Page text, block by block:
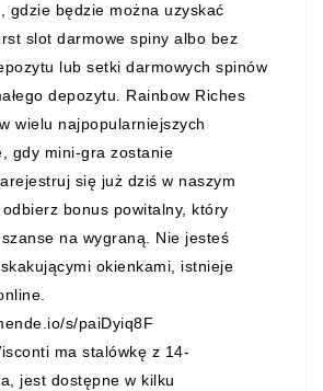
gdzie będzie można uzyskać
slot darmowe spiny albo bez
lub setki darmowych spinów
depozytu. Rainbow Riches
wielu najpopularniejszych
gdy mini-gra zostanie
się już dziś w naszym
bonus powitalny, który
na wygraną. Nie jesteś
okienkami, istnieje
s/paiDyiq8F
ma stalówkę z 14-
jest dostępne w kilku